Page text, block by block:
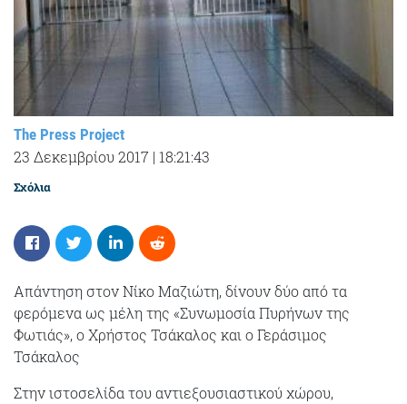
The Press Project
23 Δεκεμβρίου 2017 | 18:21:43
Σχόλια
Απάντηση στον Νίκο Μαζιώτη, δίνουν δύο από τα
φερόμενα ως μέλη της «Συνωμοσία Πυρήνων της
Φωτιάς», ο Χρήστος Τσάκαλος και ο Γεράσιμος
Τσάκαλος
Στην ιστοσελίδα του αντιεξουσιαστικού χώρου,